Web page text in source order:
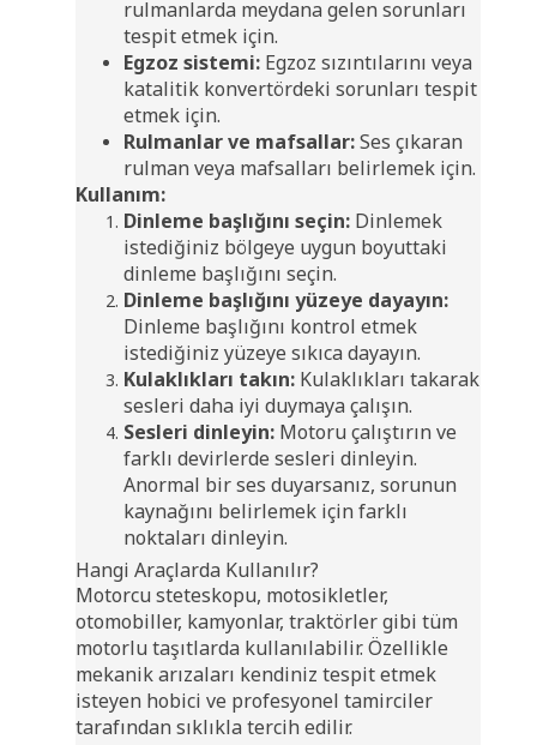
rulmanlarda meydana gelen sorunları
tespit etmek için.
Egzoz sistemi: Egzoz sızıntılarını veya
katalitik konvertördeki sorunları tespit
etmek için.
Rulmanlar ve mafsallar:Ses çıkaran
rulman veya mafsalları belirlemek için.
Kullanım:
Dinleme başlığını seçin: Dinlemek
istediğiniz bölgeye uygun boyuttaki
dinleme başlığını seçin.
Dinleme başlığını yüzeye dayayın:
Dinleme başlığını kontrol etmek
istediğiniz yüzeye sıkıca dayayın.
Kulaklıkları takın: Kulaklıkları takarak
sesleri daha iyi duymaya çalışın.
Sesleri dinleyin: Motoru çalıştırın ve
farklı devirlerde sesleri dinleyin.
Anormal bir ses duyarsanız, sorunun
kaynağını belirlemek için farklı
noktaları dinleyin.
Hangi Araçlarda Kullanılır?
Motorcu steteskopu, motosikletler,
otomobiller, kamyonlar, traktörler gibi tüm
motorlu taşıtlarda kullanılabilir. Özellikle
mekanik arızaları kendiniz tespit etmek
isteyen hobici ve profesyonel tamirciler
tarafından sıklıkla tercih edilir.